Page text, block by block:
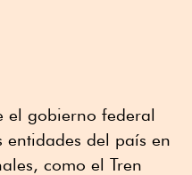
el gobierno federal
del país en
como el Tren